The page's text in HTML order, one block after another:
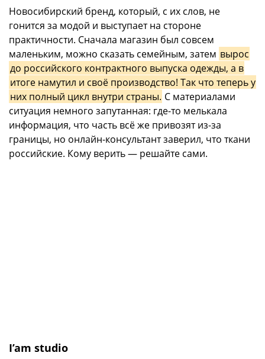
Новосибирский бренд, который, с их слов, не
гонится за модой и выступает на стороне
практичности. Сначала магазин был совсем
маленьким, можно сказать семейным, затем вырос
до российского контрактного выпуска одежды, а в
итоге намутил и своё производство! Так что теперь у
них полный цикл внутри страны. С материалами
ситуация немного запутанная: где-то мелькала
информация, что часть всё же привозят из-за
границы, но онлайн-консультант заверил, что ткани
российские. Кому верить — решайте сами.
I’am studio